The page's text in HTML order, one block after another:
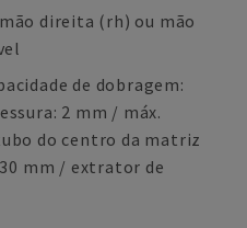
direita (rh) ou mão
de dobragem:
2 mm / máx.
do centro da matriz
mm / extrator de